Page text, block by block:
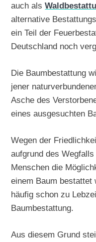
auch als
alternative
ein Teil der
Deutschland noch
Die Baumbestattung
jener
Asche des
eines ausgesuchten
Wegen der
aufgrund des
Menschen die
einem Baum bestattet
häufig schon zu
Baumbestattung.
Aus diesem Grund